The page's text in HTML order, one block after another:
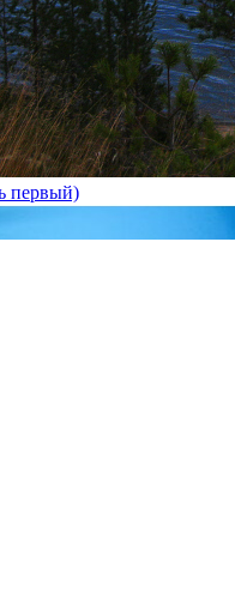
первый)